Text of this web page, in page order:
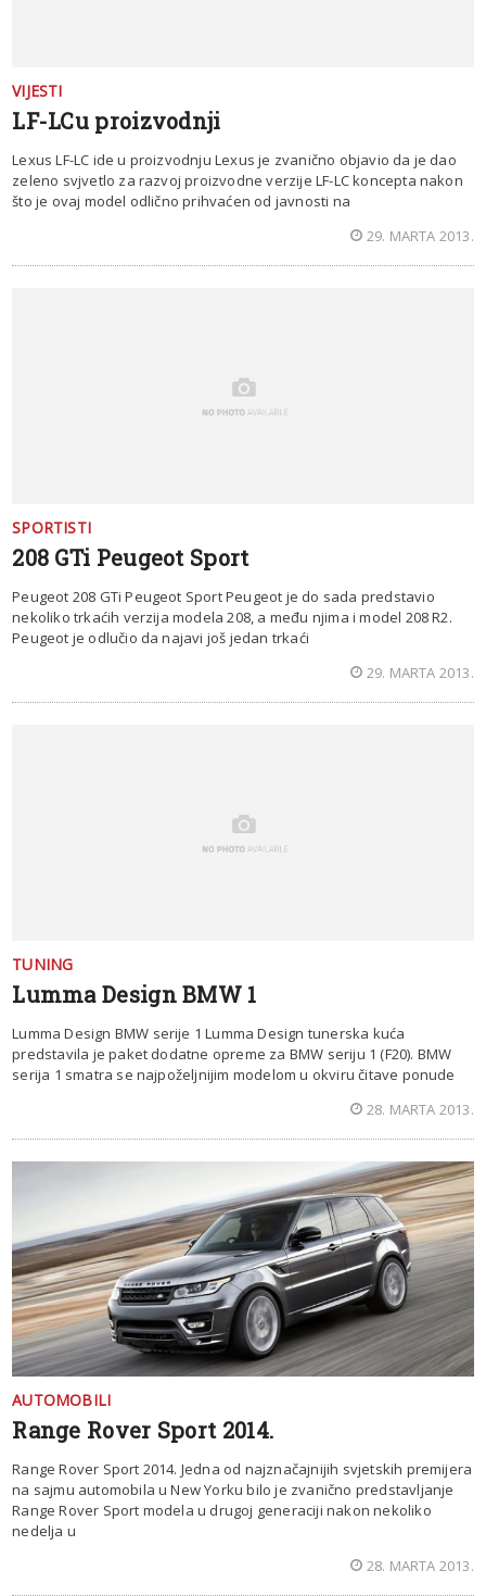
VIJESTI
LF-LCu proizvodnji
Lexus LF-LC ide u proizvodnju Lexus je zvanično objavio da je dao
zeleno svjvetlo za razvoj proizvodne verzije LF-LC koncepta nakon
što je ovaj model odlično prihvaćen od javnosti na
29. MARTA 2013.
SPORTISTI
208 GTi Peugeot Sport
Peugeot 208 GTi Peugeot Sport Peugeot je do sada predstavio
nekoliko trkaćih verzija modela 208, a među njima i model 208 R2.
Peugeot je odlučio da najavi još jedan trkaći
29. MARTA 2013.
TUNING
Lumma Design BMW 1
Lumma Design BMW serije 1 Lumma Design tunerska kuća
predstavila je paket dodatne opreme za BMW seriju 1 (F20). BMW
serija 1 smatra se najpoželjnijim modelom u okviru čitave ponude
28. MARTA 2013.
AUTOMOBILI
Range Rover Sport 2014.
Range Rover Sport 2014. Jedna od najznačajnijih svjetskih premijera
na sajmu automobila u New Yorku bilo je zvanično predstavljanje
Range Rover Sport modela u drugoj generaciji nakon nekoliko
nedelja u
28. MARTA 2013.